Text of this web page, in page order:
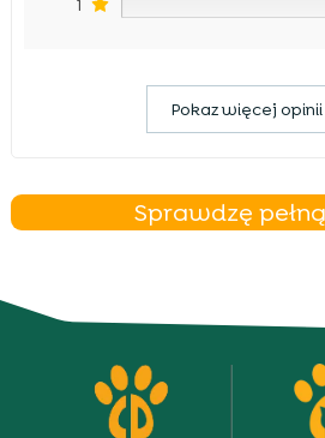
Pokaz więcej opinii
Sprawdzę